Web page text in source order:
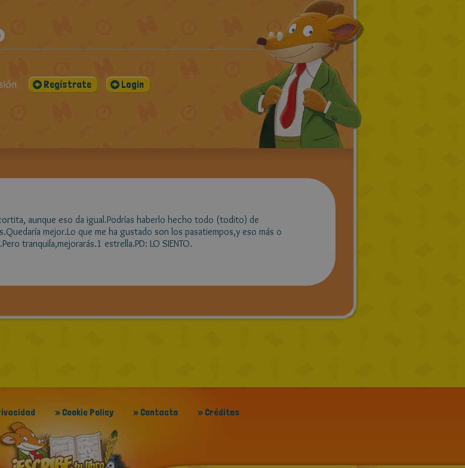
Regístrate Login
aunque eso da igual.Podrías haberlo hecho todo (todito) de
mejor.Lo que me ha gustado son los pasatiempos,y eso más o
tranquila,mejorarás.1 estrella.PD: LO SIENTO.
» Cookie Policy » Contacto » Créditos
CATALAN